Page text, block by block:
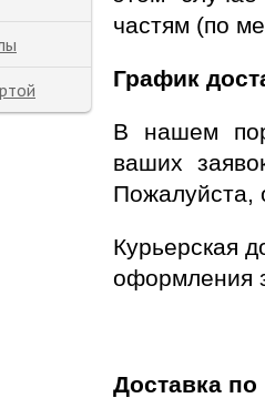
частям (по
График
В нашем
ваших
Пожалуйста,
Курьерская
оформления
Доставка по